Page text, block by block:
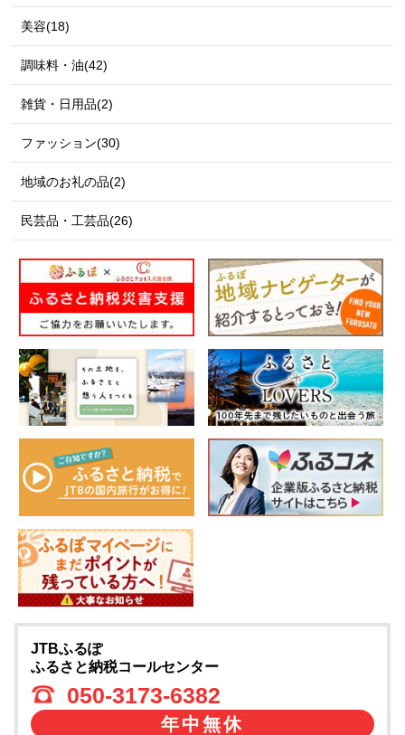
美容(18)
調味料・油(42)
雑貨・日用品(2)
ファッション(30)
地域のお礼の品(2)
民芸品・工芸品(26)
JTBふるぽ
ふるさと納税コールセンター
050-3173-6382
年中無休